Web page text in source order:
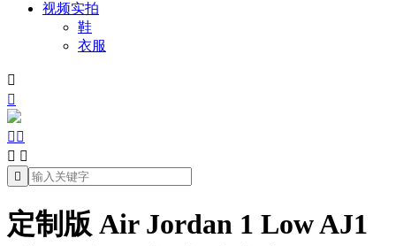
视频实拍
鞋
衣服


 
 

定制版 Air Jordan 1 Low AJ1